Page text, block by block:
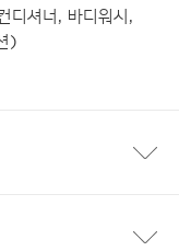
디셔너, 바디워시,
)